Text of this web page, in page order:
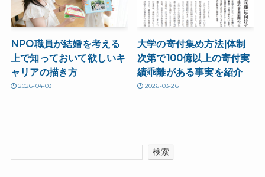
NPO職員が結婚を考える
上で知っておいて欲しいキ
ャリアの描き方
2026-04-03
大学の寄付集め方法|体制
次第で100億以上の寄付実
績乖離がある事実を紹介
2026-03-26
検索